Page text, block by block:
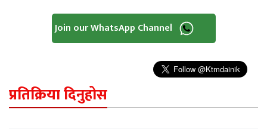
Join our WhatsApp Channel
प्रतिक्रिया दिनुहोस